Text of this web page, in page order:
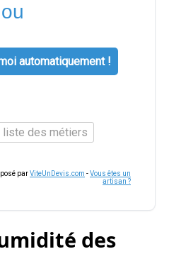
ou
automatiquement !
liste des métiers
parViteUnDevis.com -Vous êtes un
artisan ?
des